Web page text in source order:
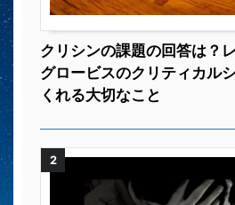
クリシンの課題の回答は？
グロービスのクリティカル
くれる大切なこと
2